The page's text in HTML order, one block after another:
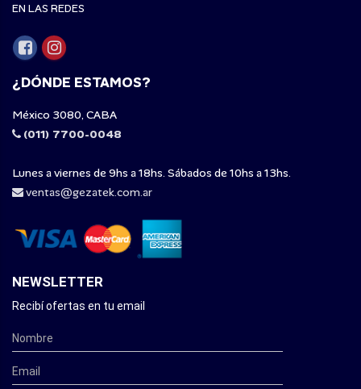
EN LAS REDES
¿DÓNDE ESTAMOS?
México 3080, CABA
(011) 7700-0048
Lunes a viernes de 9hs a 18hs. Sábados de 10hs a 13hs.
ventas@gezatek.com.ar
NEWSLETTER
Recibí ofertas en tu email